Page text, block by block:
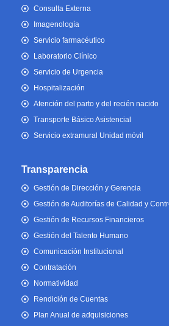
Consulta Externa
Imagenología
Servicio farmacéutico
Laboratorio Clínico
Servicio de Urgencia
Hospitalización
Atención del parto y del recién nacido
Transporte Básico Asistencial
Servicio extramural Unidad móvil
Transparencia
Gestión de Dirección y Gerencia
Gestión de Auditorías de Calidad y
Gestión de Recursos Financieros
Gestión del Talento Humano
Comunicación Institucional
Contratación
Normatividad
Rendición de Cuentas
Plan Anual de adquisiciones